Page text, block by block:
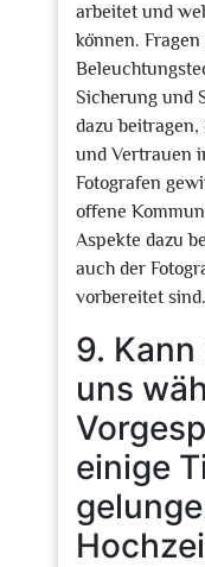
arbeitet und
können.
Sicherung und
dazu beitragen,
und Vertrauen
Fotografen
offene
Aspekte dazu
auch der
vorbereitet sind.
9.
uns
einige